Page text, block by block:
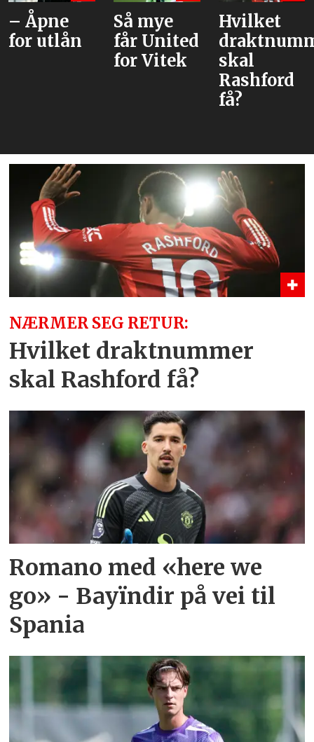
– Åpne
for utlån
Så mye
får United
for Vitek
Hvilket
skal
Rashford
få?
NÆRMER SEG RETUR:
Hvilket draktnummer
skal Rashford få?
Romano med «here we
go» - Bayïndir på vei til
Spania